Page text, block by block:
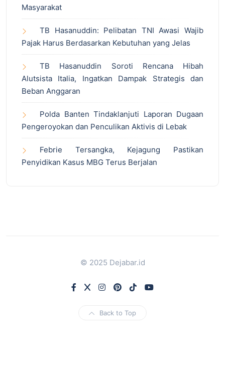
Masyarakat
TB Hasanuddin: Pelibatan TNI Awasi Wajib
Pajak Harus Berdasarkan Kebutuhan yang Jelas
TB Hasanuddin Soroti Rencana Hibah
Alutsista Italia, Ingatkan Dampak Strategis dan
Beban Anggaran
Polda Banten Tindaklanjuti Laporan Dugaan
Pengeroyokan dan Penculikan Aktivis di Lebak
Febrie Tersangka, Kejagung Pastikan
Penyidikan Kasus MBG Terus Berjalan
© 2025 Dejabar.id
Back to Top